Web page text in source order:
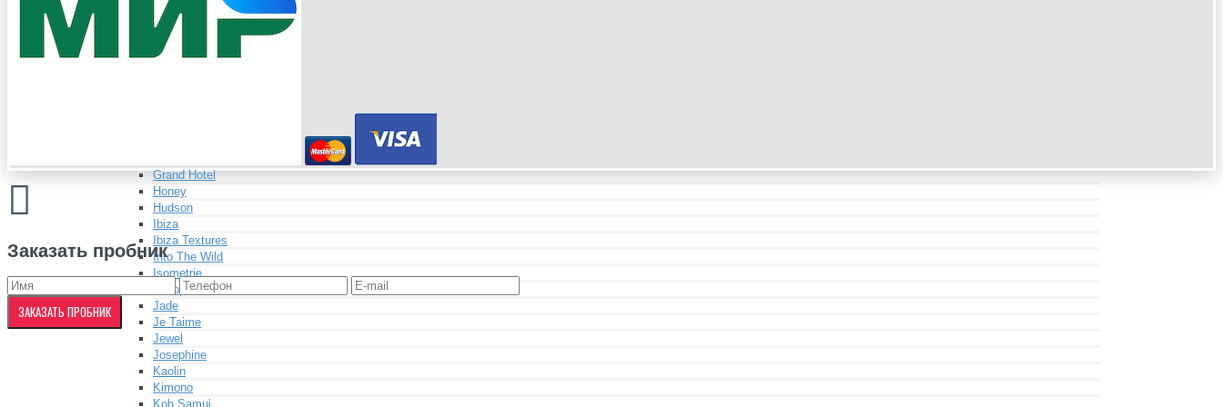
Elite
Elite Textures
Esprit 3
Espuma
Grand Hotel
Honey
Hudson
Ibiza
Ibiza Textures
Into The Wild
Isometrie
Isotope
Jade
Je Taime
Jewel
Josephine
Kaolin
Kimono
Koh Samui
Заказать пробник
ЗАКАЗАТЬ ПРОБНИК